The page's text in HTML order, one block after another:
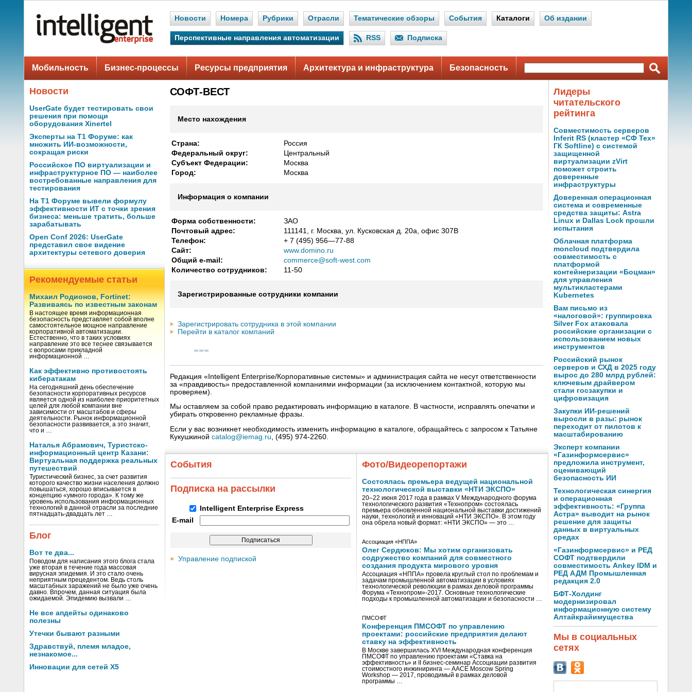
Новости Номера Рубрики Отрасли Тематические обзоры События Каталоги Об издании
Перспективные направления автоматизации RSS Подписка
Мобильность Бизнес-процессы Ресурсы предприятия Архитектура и инфраструктура Безопасность
Новости
UserGate будет тестировать свои
решения при помощи
оборудования Xinertel
Эксперты на Т1 Форуме: как
множить ИИ-возможности,
сокращая риски
Российское ПО виртуализации и
инфраструктурное ПО — наиболее
востребованные направления для
тестирования
На Т1 Форуме вывели формулу
эффективности ИТ с точки зрения
бизнеса: меньше тратить, больше
зарабатывать
Open Conf 2026: UserGate
представил свое видение
архитектуры сетевого доверия
Рекомендуемые статьи
Михаил Родионов, Fortinet:
Развиваясь по известным законам
В настоящее время информационная
безопасность представляет собой вполне
самостоятельное мощное направление
корпоративной автоматизации.
Естественно, что в таких условиях
направление это все теснее связывается
с вопросами прикладной
информационной …
Как эффективно противостоять
кибератакам
На сегодняшний день обеспечение
безопасности корпоративных ресурсов
является одной из наиболее приоритетных
целей для любой компании вне
зависимости от масштабов и сферы
деятельности. Рынок информационной
безопасности развивается, а это значит,
что и …
Наталья Абрамович, Туристско-
информационный центр Казани:
Виртуальная поддержка реальных
путешествий
Туристический бизнес, за счет развития
которого качество жизни населения должно
повышаться, хорошо вписывается в
концепцию «умного города». К тому же
уровень использования информационных
технологий в данной отрасли за последние
пятнадцать-двадцать лет …
Блог
Вот те два...
Поводом для написания этого блога стала
уже вторая в течение года массовая
вирусная эпидемия. И это стало очень
неприятным прецедентом. Ведь столь
масштабных заражений не было уже очень
давно. Впрочем, данная ситуация была
ожидаемой. Эпидемию вызвали …
Не все апдейты одинаково
полезны
Утечки бывают разными
Здравствуй, племя младое,
незнакомое...
Инновации для сетей X5
СОФТ-ВЕСТ
Место нахождения
Страна:
Россия
Федеральный округ:
Центральный
Субъект Федерации:
Москва
Город:
Москва
Информация о компании
Форма собственности:
ЗАО
Почтовый адрес:
111141, г. Москва, ул. Кусковская д. 20а, офис 307В
Телефон:
+ 7 (495) 956—77-88
Сайт:
www.domino.ru
Общий e-mail:
commerce@soft-west.com
Количество сотрудников:
11-50
Зарегистрированные сотрудники компании
Зарегистрировать сотрудника в этой компании
Перейти в каталог компаний
Редакция «Intelligent Enterprise/Корпоративные системы» и администрация сайта не несут ответственности
за «правдивость» предоставленной компаниями информации (за исключением контактной, которую мы
проверяем).
Мы оставляем за собой право редактировать информацию в каталоге. В частности, исправлять опечатки и
убирать откровенно рекламные фразы.
Если у вас возникнет необходимость изменить информацию в каталоге, обращайтесь с запросом к Татьяне
Кукушкиной catalog@iemag.ru, (495) 974-2260.
События
Подписка на рассылки
Intelligent Enterprise Express
E-mail
Управление подпиской
Фото/Видеорепортажи
Состоялась премьера ведущей национальной
технологической выставки «НТИ ЭКСПО»
20–22 июня 2017 года в рамках V Международного форума
технологического развития «Технопром» состоялась
премьера обновленной национальной выставки достижений
науки, технологий и инноваций «НТИ ЭКСПО». В этом году
она обрела новый формат: «НТИ ЭКСПО» — это …
Ассоциация «НППА»
Олег Сердюков: Мы хотим организовать
содружество компаний для совместного
создания продукта мирового уровня
Ассоциация «НППА» провела круглый стол по проблемам и
задачам промышленной автоматизации в условиях
технологической революции в рамках деловой программы
Форума «Технопром»-2017. Основные технологические
подходы к промышленной автоматизации и безопасности …
ПМСОФТ
Конференция ПМСОФТ по управлению
проектами: российские предприятия делают
ставку на эффективность
В Москве завершилась XVI Международная конференция
ПМСОФТ по управлению проектами «Ставка на
эффективность» и II бизнес-семинар Ассоциации развития
стоимостного инжиниринга — AACE Moscow Spring
Workshop — 2017, проводимый в рамках деловой
программы …
Лидеры
читательского
рейтинга
Совместимость серверов
Inferit RS (кластер «СФ Тех»
ГК Softline) с системой
защищенной
виртуализации zVirt
поможет строить
доверенные
инфраструктуры
Доверенная операционная
система и современные
средства защиты: Astra
Linux и Dallas Lock прошли
испытания
Облачная платформа
moncloud подтвердила
совместимость с
платформой
контейнеризации «Боцман»
для управления
мультикластерами
Kubernetes
Вам письмо из
«налоговой»: группировка
Silver Fox атаковала
российские организации с
использованием новых
инструментов
Российский рынок
серверов и СХД в 2025 году
вырос до 280 млрд рублей:
ключевым драйвером
стали госзакупки и
цифровизация
Закупки ИИ-решений
выросли в разы: рынок
переходит от пилотов к
масштабированию
Эксперт компании
«Газинформсервис»
предложила инструмент,
оценивающий
безопасность ИИ
Технологическая синергия
и операционная
эффективность: «Группа
Астра» выводит на рынок
решение для защиты
данных в виртуальных
средах
«Газинформсервис» и РЕД
СОФТ подтвердили
совместимость Ankey IDM и
РЕД АДМ Промышленная
редакция 2.0
БФТ-Холдинг
модернизировал
информационную систему
Алтайкрайимущества
Мы в социальных
сетях